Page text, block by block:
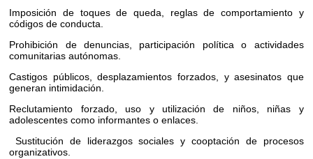
Imposición de toques de queda, reglas de comportamiento y
códigos de conducta.
Prohibición de denuncias, participación política o actividades
comunitarias autónomas.
Castigos públicos, desplazamientos forzados, y asesinatos que
generan intimidación.
Reclutamiento forzado, uso y utilización de niños, niñas y
adolescentes como informantes o enlaces.
Sustitución de liderazgos sociales y cooptación de procesos
organizativos.